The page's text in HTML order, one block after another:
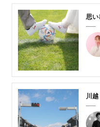
思
川